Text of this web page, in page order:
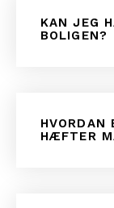
KAN JEG
BOLIGEN?
HVORDAN
HÆFTER